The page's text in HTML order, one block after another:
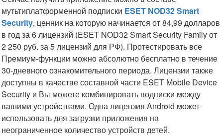
мутьтиплатформенной подписки ESET NOD32 Smart
Security, ценник на которую начинается от 84,99 долларов
в год за 6 лицензий (ESET NOD32 Smart Security Family от
2 250 руб. за 5 лицензий для РФ). Протестировать все
Премиум-функции можно абсолютно бесплатно в течение
30-дневного ознакомительного периода. Лицензии также
доступны в качестве составной части ESET Mobile Device
Security и Вы можете комбинировать подписки между
вашими устройствами. Одна лицензия Android может
использовать для загрузки приложения на
неограниченное количество устройств детей.